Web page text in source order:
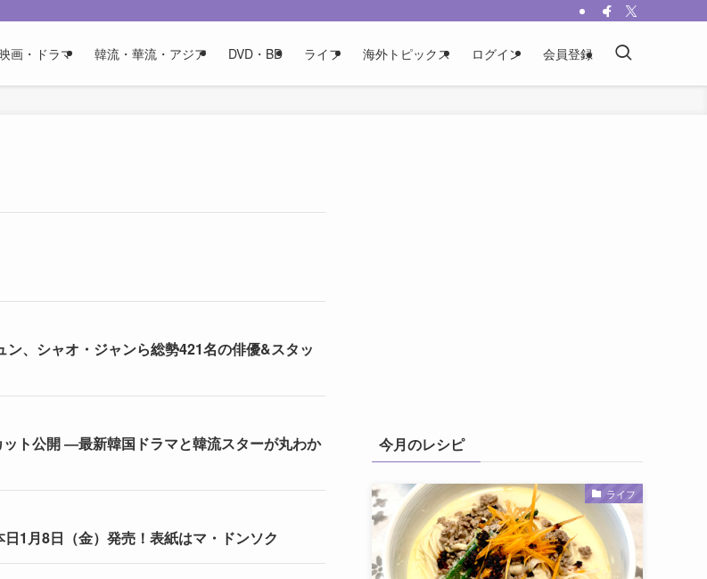
画・ドラマ 韓流・華流・アジア DVD・BD ライフ 海外トピックス ログイン 会員登録
ン、シャオ・ジャンら総勢421名の俳優&スタッ
ト公開 ―最新韓国ドラマと韓流スターが丸わか
1月8日（金）発売！表紙はマ・ドンソク
今月のレシピ
ライフ